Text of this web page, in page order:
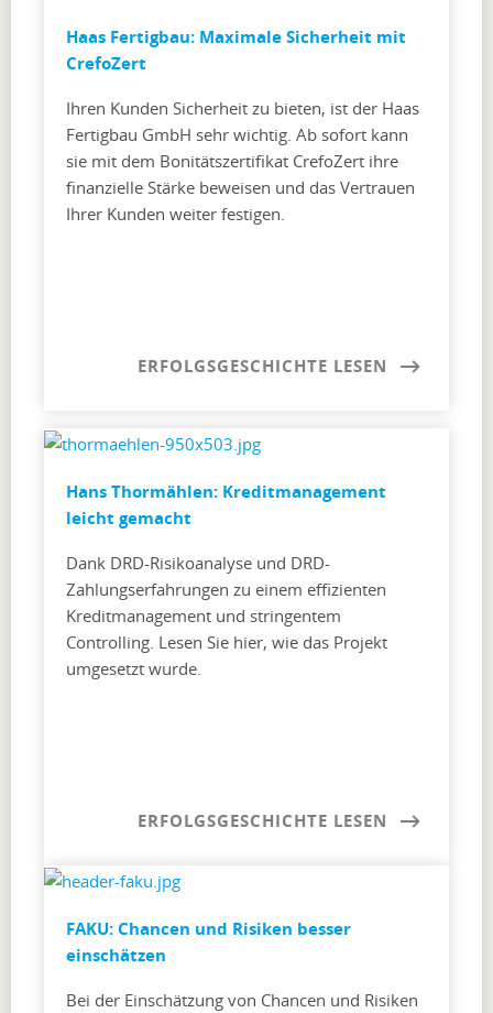
Haas Fertigbau: Maximale Sicherheit mit
CrefoZert
Ihren Kunden Sicherheit zu bieten, ist der Haas
Fertigbau GmbH sehr wichtig. Ab sofort kann
sie mit dem Bonitätszertifikat CrefoZert ihre
finanzielle Stärke beweisen und das Vertrauen
Ihrer Kunden weiter festigen.
ERFOLGSGESCHICHTE LESEN
Hans Thormählen: Kreditmanagement
leicht gemacht
Dank DRD-Risikoanalyse und DRD-
Zahlungserfahrungen zu einem effizienten
Kreditmanagement und stringentem
Controlling. Lesen Sie hier, wie das Projekt
umgesetzt wurde.
ERFOLGSGESCHICHTE LESEN
FAKU: Chancen und Risiken besser
einschätzen
Bei der Einschätzung von Chancen und Risiken